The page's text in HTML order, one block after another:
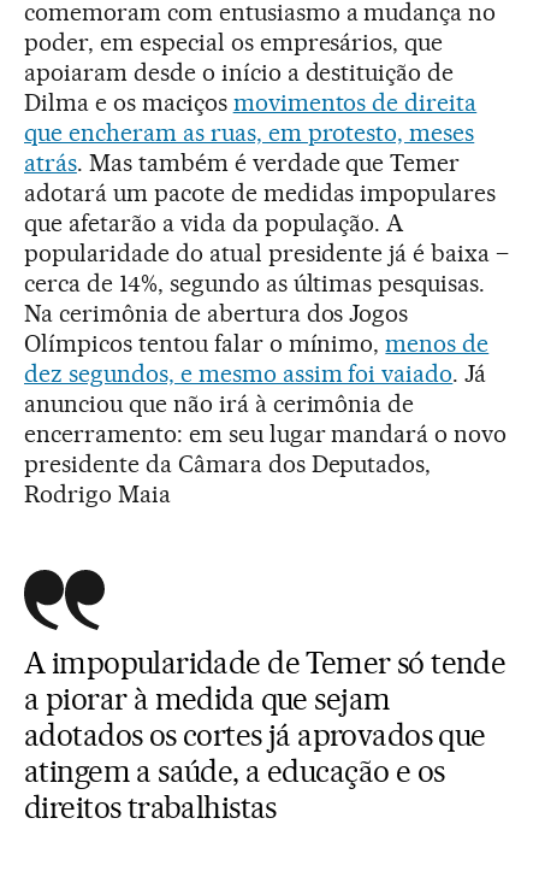
comemoram com entusiasmo a mudança no
poder, em especial os empresários, que
apoiaram desde o início a destituição de
Dilma e os maciços movimentos de direita
que encheram as ruas, em protesto, meses
atrás. Mas também é verdade que Temer
adotará um pacote de medidas impopulares
que afetarão a vida da população. A
popularidade do atual presidente já é baixa –
cerca de 14%, segundo as últimas pesquisas.
Na cerimônia de abertura dos Jogos
Olímpicos tentou falar o mínimo,menos de
dez segundos, e mesmo assim foi vaiado. Já
anunciou que não irá à cerimônia de
encerramento: em seu lugar mandará o novo
presidente da Câmara dos Deputados,
Rodrigo Maia
A impopularidade de Temer só tende
a piorar à medida que sejam
adotados os cortes já aprovados que
atingem a saúde, a educação e os
direitos trabalhistas